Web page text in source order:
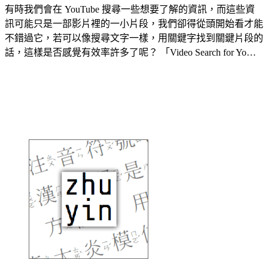
有時我們會在 YouTube 搜尋一些想要了解的資訊，而這些資
訊可能只是一部影片裡的一小片段，我們卻得從頭開始看才能
不錯過它，若可以像搜尋文字一樣，用關鍵字找到關鍵片段的
話，這樣是否感覺有效率許多了呢？ 「Video Search for Yo…